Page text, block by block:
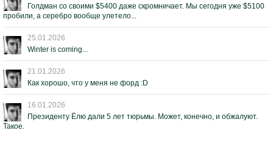
Голдман со своими $5400 даже скромничает. Мы сегодня уже $5100
пробили, а серебро вообще улетело...
25.01.2026
Winter is coming...
21.01.2026
Как хорошо, что у меня не форд :D
16.01.2026
Президенту Ёлю дали 5 лет тюрьмы. Может, конечно, и обжалуют.
Такое.